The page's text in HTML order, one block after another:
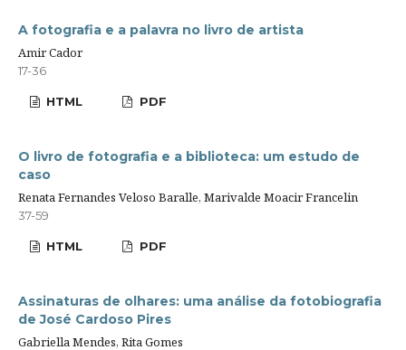
A fotografia e a palavra no livro de artista
Amir Cador
17-36
HTML PDF
O livro de fotografia e a biblioteca: um estudo de
caso
Renata Fernandes Veloso Baralle, Marivalde Moacir Francelin
37-59
HTML PDF
Assinaturas de olhares: uma análise da fotobiografia
de José Cardoso Pires
Gabriella Mendes, Rita Gomes